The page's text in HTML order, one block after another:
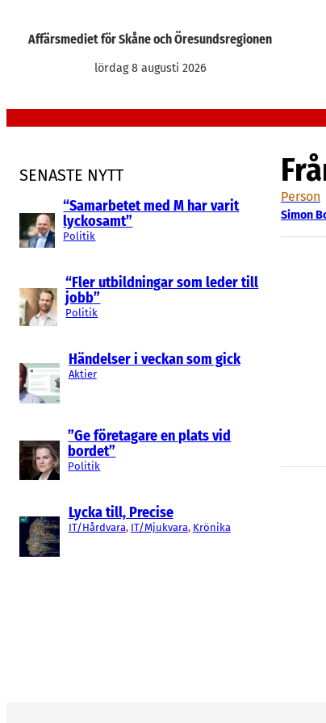
Affärsmediet för Skåne och Öresundsregionen
lördag 8 augusti 2026
SENASTE NYTT
“Samarbetet med M har varit
lyckosamt”
Politik
“Fler utbildningar som leder till
jobb”
Politik
Händelser i veckan som gick
Aktier
”Ge företagare en plats vid
bordet”
Politik
Lycka till, Precise
IT/Hårdvara, IT/Mjukvara, Krönika
Person
Simon